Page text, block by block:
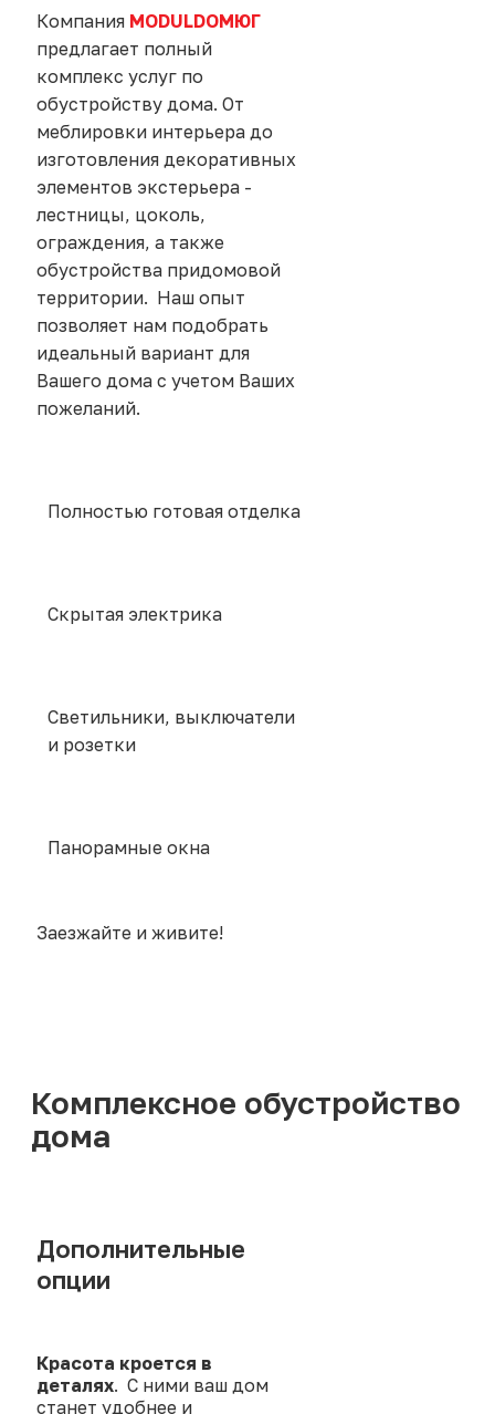
Компания MODULDOMЮГ
предлагает полный
комплекс услуг по
обустройству дома. От
меблировки интерьера до
изготовления декоративных
элементов экстерьера -
лестницы, цоколь,
ограждения, а также
обустройства придомовой
территории. Наш опыт
позволяет нам подобрать
идеальный вариант для
Вашего дома с учетом Ваших
пожеланий.
Полностью готовая отделка
Скрытая электрика
Светильники, выключатели
и розетки
Панорамные окна
Заезжайте и живите!
Комплексное обустройство
дома
Дополнительные
опции
Красота кроется в
деталях. С ними ваш дом
станет удобнее и